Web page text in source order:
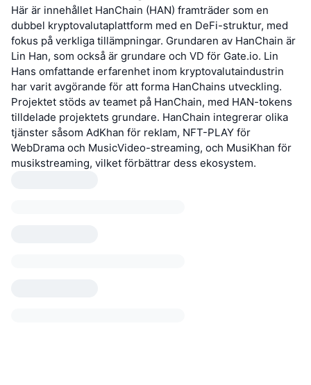
Här är innehållet HanChain (HAN) framträder som en
dubbel kryptovalutaplattform med en DeFi-struktur, med
fokus på verkliga tillämpningar. Grundaren av HanChain är
Lin Han, som också är grundare och VD för Gate.io. Lin
Hans omfattande erfarenhet inom kryptovalutaindustrin
har varit avgörande för att forma HanChains utveckling.
Projektet stöds av teamet på HanChain, med HAN-tokens
tilldelade projektets grundare. HanChain integrerar olika
tjänster såsom AdKhan för reklam, NFT-PLAY för
WebDrama och MusicVideo-streaming, och MusiKhan för
musikstreaming, vilket förbättrar dess ekosystem.